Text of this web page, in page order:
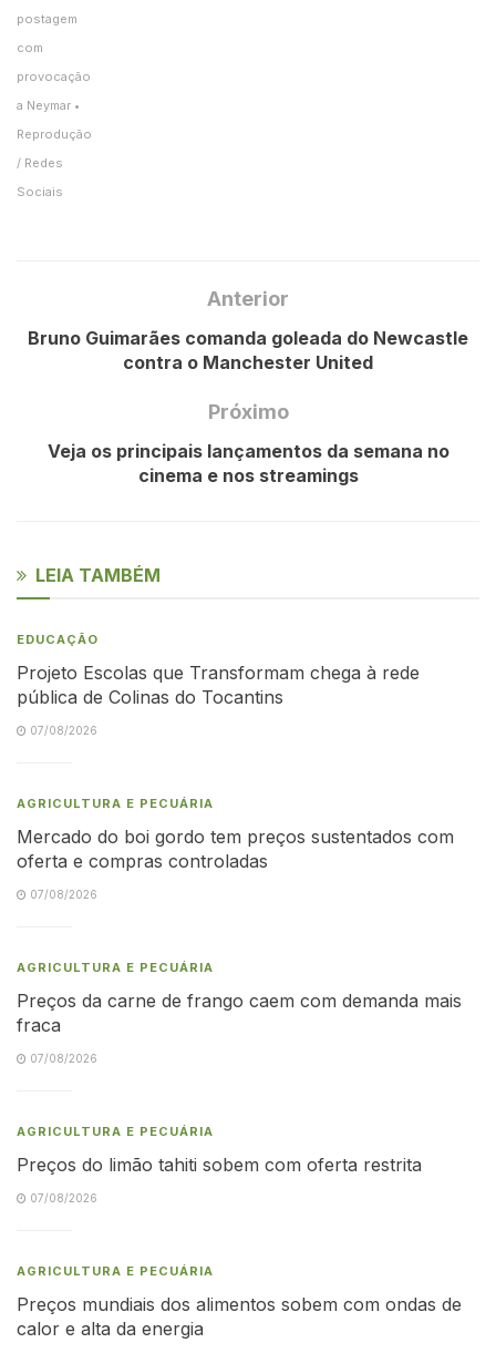
postagem
com
provocação
a Neymar •
Reprodução
/ Redes
Sociais
Anterior
Bruno Guimarães comanda goleada do Newcastle
contra o Manchester United
Próximo
Veja os principais lançamentos da semana no
cinema e nos streamings
LEIA TAMBÉM
EDUCAÇÃO
Projeto Escolas que Transformam chega à rede
pública de Colinas do Tocantins
07/08/2026
AGRICULTURA E PECUÁRIA
Mercado do boi gordo tem preços sustentados com
oferta e compras controladas
07/08/2026
AGRICULTURA E PECUÁRIA
Preços da carne de frango caem com demanda mais
fraca
07/08/2026
AGRICULTURA E PECUÁRIA
Preços do limão tahiti sobem com oferta restrita
07/08/2026
AGRICULTURA E PECUÁRIA
Preços mundiais dos alimentos sobem com ondas de
calor e alta da energia